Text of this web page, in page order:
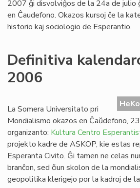
2007 ĝi disvolviĝos de la 24a de julio
en Ĉaudefono. Okazos kursoj ĉe la
historio kaj sociologio de Esperantio.
Definitiva
2006
La Somera Universitato pri
Mondialismo okazos en Ĉaŭdefono,
organizanto: Kultura Centro
projekto kadre de ASKOP, kie estas
Esperanta Civito. Ĝi tamen ne celas
branĉon, sed ĉiun skolon de la
geopolitika klerigejo por la kadroj de